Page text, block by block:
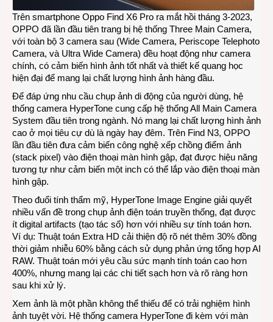
Trên smartphone Oppo Find X6 Pro ra mắt hồi tháng 3-2023,
OPPO đã lần đầu tiên trang bị hệ thống Three Main Camera,
với toàn bộ 3 camera sau (Wide Camera, Periscope Telephoto
Camera, và Ultra Wide Camera) đều hoạt động như camera
chính, có cảm biến hình ảnh tốt nhất và thiết kế quang học
hiện đại để mang lại chất lượng hình ảnh hàng đầu.
Để đáp ứng nhu cầu chụp ảnh di động của người dùng, hệ
thống camera HyperTone cung cấp hệ thống All Main Camera
System đầu tiên trong ngành. Nó mang lại chất lượng hình ảnh
cao ở mọi tiêu cự dù là ngày hay đêm. Trên Find N3, OPPO
lần đầu tiên đưa cảm biến công nghệ xếp chồng điểm ảnh
(stack pixel) vào điện thoại màn hình gập, đạt được hiệu năng
tương tự như cảm biến một inch có thể lắp vào điện thoại màn
hình gập.
Theo đuổi tính thẩm mỹ, HyperTone Image Engine giải quyết
nhiều vấn đề trong chụp ảnh điện toán truyền thống, đạt được
ít digital artifacts (tạo tác số) hơn với nhiều sự tính toán hơn.
Ví dụ: Thuật toán Extra HD cải thiện độ rõ nét thêm 30% đồng
thời giảm nhiễu 60% bằng cách sử dụng phản ứng tổng hợp AI
RAW. Thuật toán mới yêu cầu sức mạnh tính toán cao hơn
400%, nhưng mang lại các chi tiết sạch hơn và rõ ràng hơn
sau khi xử lý.
Xem ảnh là một phần không thể thiếu để có trải nghiệm hình
ảnh tuyệt vời. Hệ thống camera HyperTone đi kèm với màn